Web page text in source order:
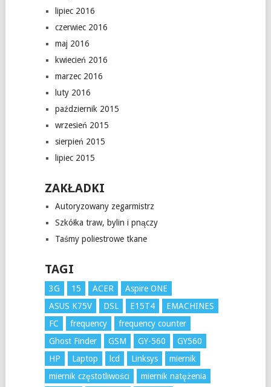
lipiec 2016
czerwiec 2016
maj 2016
kwiecień 2016
marzec 2016
luty 2016
październik 2015
wrzesień 2015
sierpień 2015
lipiec 2015
ZAKŁADKI
Autoryzowany zegarmistrz
Szkółka traw, bylin i pnączy
Taśmy poliestrowe tkane
TAGI
3G 15 ACER
Aspire ONE
ASUS K75V
DSL E15T4
EMACHINES
FC
frequency
frequency counter
Ghost Finder
GSM GY-560
GY560
HP
Laptop lcd Linksys
miernik
miernik częstotliwości
miernik natężenia